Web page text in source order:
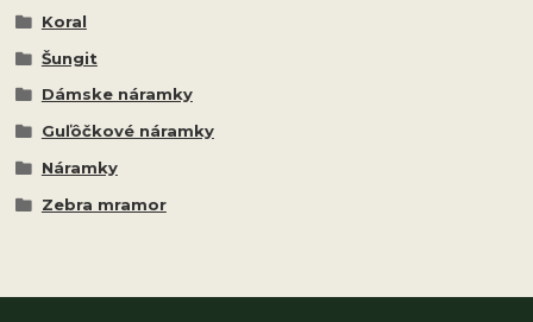
Koral
Šungit
Dámske náramky
Guľôčkové náramky
Náramky
Zebra mramor